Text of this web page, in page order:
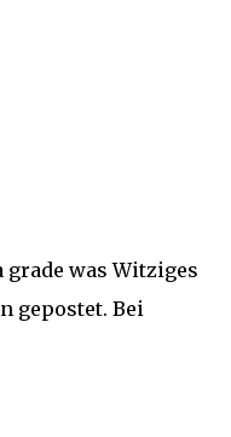
grade was Witziges
gepostet. Bei